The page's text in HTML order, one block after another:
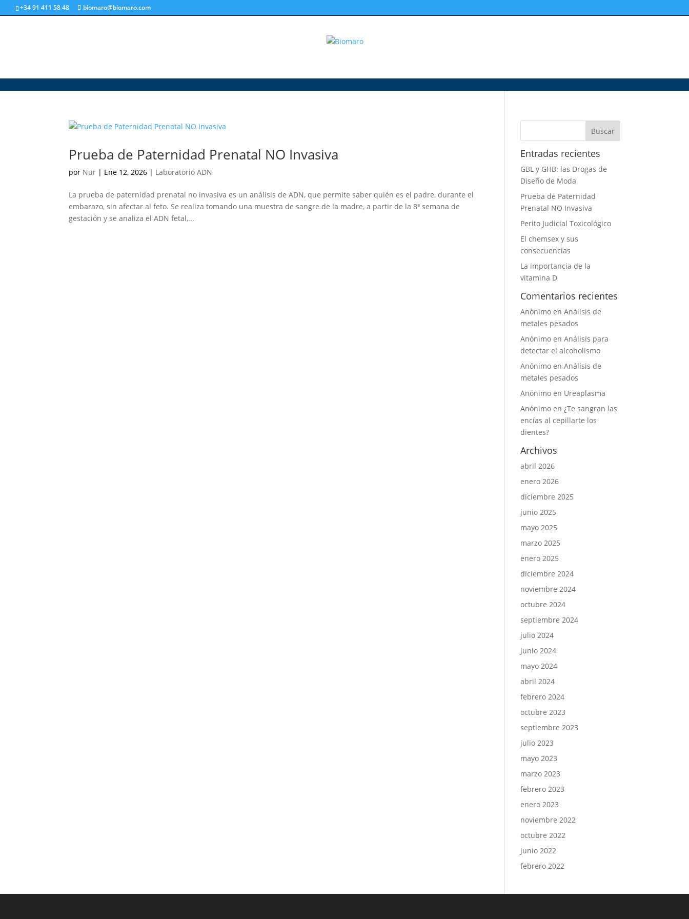
+34 91 411 58 48 biomaro@biomaro.com
Prueba de Paternidad Prenatal NO Invasiva
por Nur | Ene 12, 2026 | Laboratorio ADN
La prueba de paternidad prenatal no invasiva es un análisis de ADN, que permite saber quién es el padre, durante el
embarazo, sin afectar al feto. Se realiza tomando una muestra de sangre de la madre, a partir de la 8ª semana de
gestación y se analiza el ADN fetal,...
Entradas recientes
GBL y GHB: las Drogas de
Diseño de Moda
Prueba de Paternidad
Prenatal NO Invasiva
Perito Judicial Toxicológico
El chemsex y sus
consecuencias
La importancia de la
vitamina D
Comentarios recientes
Anónimo enAnálisis de
metales pesados
Anónimo enAnálisis para
detectar el alcoholismo
Anónimo enAnálisis de
metales pesados
Anónimo en Ureaplasma
Anónimo en¿Te sangran las
encías al cepillarte los
dientes?
Archivos
abril 2026
enero 2026
diciembre 2025
junio 2025
mayo 2025
marzo 2025
enero 2025
diciembre 2024
noviembre 2024
octubre 2024
septiembre 2024
julio 2024
junio 2024
mayo 2024
abril 2024
febrero 2024
octubre 2023
septiembre 2023
julio 2023
mayo 2023
marzo 2023
febrero 2023
enero 2023
noviembre 2022
octubre 2022
junio 2022
febrero 2022